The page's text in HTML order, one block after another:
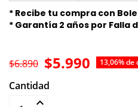
* Recibe tu compra con
* Garantía 2 años por Falla
$5.990 13,06%
$6.890
Cantidad